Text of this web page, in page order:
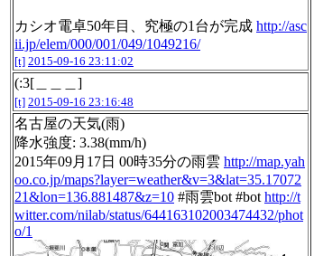
カシオ電卓50年目、究極の1台が完成 http://asc
ii.jp/elem/000/001/049/1049216/
[t] 2015-09-16 23:11:02
(:3[＿＿＿]
[t] 2015-09-16 23:16:48
名古屋の天気(雨)
降水強度: 3.38(mm/h)
2015年09月17日 00時35分の雨雲 http://map.yah
oo.co.jp/maps?layer=weather&v=3&lat=35.17072
21&lon=136.881487&z=10 #雨雲bot #bothttp://t
witter.com/nilab/status/644163102003474432/phot
o/1